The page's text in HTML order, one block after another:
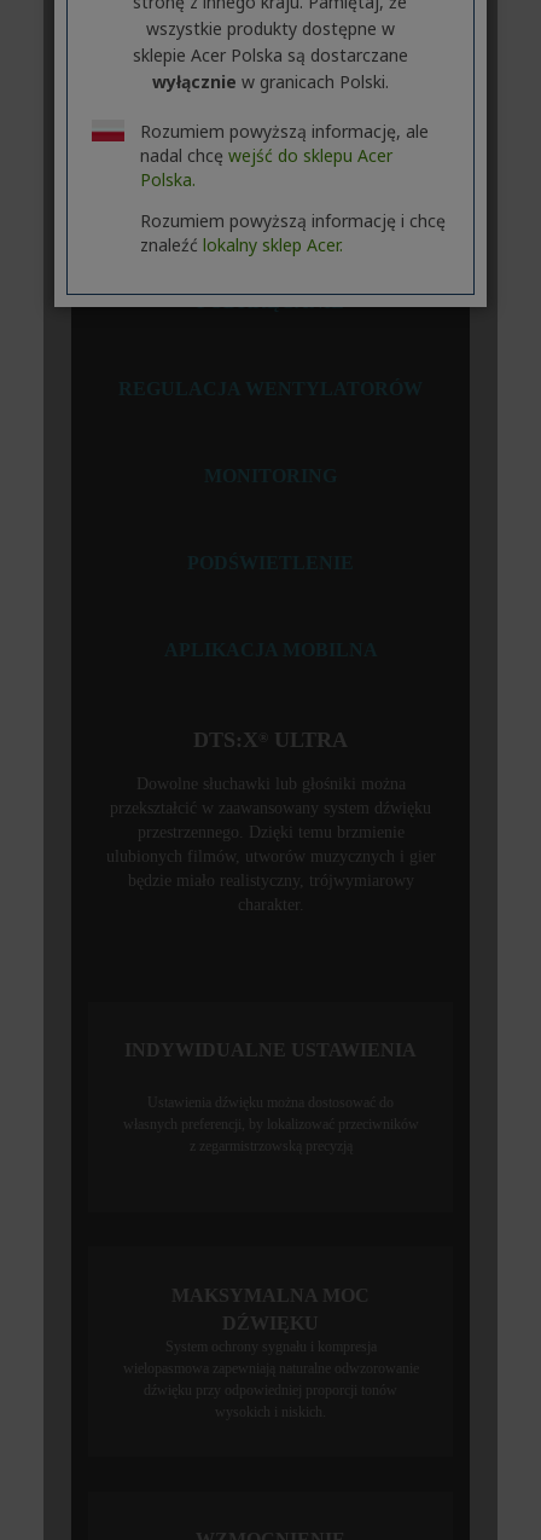
wszystkie produkty dostępne w
sklepie Acer Polska są dostarczane
wyłącznie w granicach Polski.
Rozumiem powyższą informację, ale
nadal chcę wejść do sklepu Acer
Polska.
Rozumiem powyższą informację i chcę
znaleźć lokalny sklep Acer.